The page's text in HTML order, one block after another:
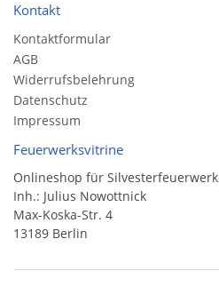
Kontakt
Kontaktformular
AGB
Widerrufsbelehrung
Datenschutz
Impressum
Feuerwerksvitrine
Onlineshop für Silvesterfeuerwerk
Inh.: Julius Nowottnick
Max-Koska-Str. 4
13189 Berlin